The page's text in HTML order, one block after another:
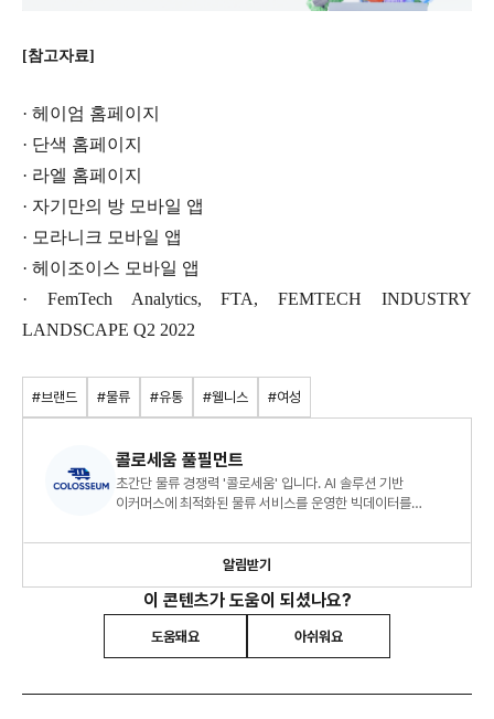
[참고자료]
· 헤이엄 홈페이지
· 단색 홈페이지
· 라엘 홈페이지
· 자기만의 방 모바일 앱
· 모라니크 모바일 앱
· 헤이조이스 모바일 앱
· FemTech Analytics, FTA, FEMTECH INDUSTRY
LANDSCAPE Q2 2022
#브랜드 #물류 #유통 #웰니스 #여성
콜로세움 풀필먼트
초간단 물류 경쟁력 '콜로세움' 입니다. AI 솔루션 기반
이커머스에 최적화된 물류 서비스를 운영한 빅데이터를
알림받기
이 콘텐츠가 도움이 되셨나요?
도움돼요 아쉬워요